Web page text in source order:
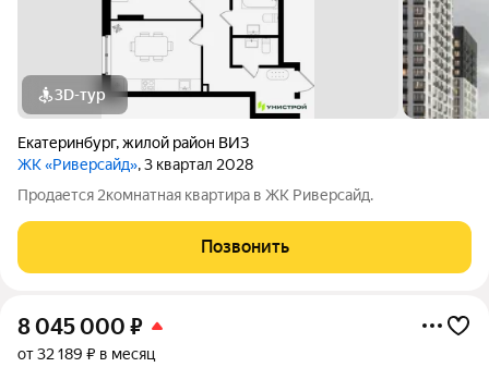
3D-тур
Екатеринбург,жилой район ВИЗ
ЖК «Риверсайд», 3 квартал 2028
Продается 2комнатная квартира в ЖК Риверсайд.
Позвонить
8 045 000 ₽
от 32 189 ₽ в месяц